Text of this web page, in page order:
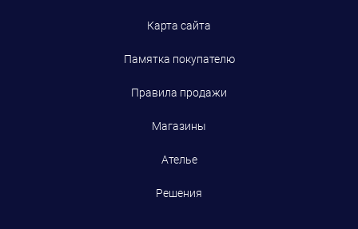
Карта сайта
Памятка покупателю
Правила продажи
Магазины
Ателье
Решения